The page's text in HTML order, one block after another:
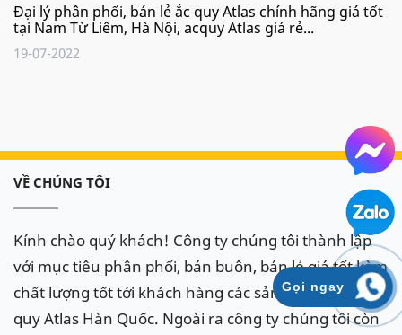
Đại lý phân phối, bán lẻ ắc quy Atlas chính hãng giá tốt
tại Nam Từ Liêm, Hà Nội, acquy Atlas giá rẻ...
19-07-2022
VỀ CHÚNG TÔI
Kính chào quý khách! Công ty chúng tôi thành lập
với mục tiêu phân phối, bán buôn, bán lẻ giá tốt kèm
chất lượng tốt tới khách hàng các sản phẩm bình ắc
quy Atlas Hàn Quốc. Ngoài ra công ty chúng tôi còn
Gọi ngay